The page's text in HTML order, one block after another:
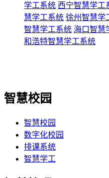
学工系统 西宁智慧学工
慧学工系统 徐州智慧学
智慧学工系统 海口智慧
和浩特智慧学工系统
智慧校园
智慧校园
数字化校园
排课系统
智慧学工